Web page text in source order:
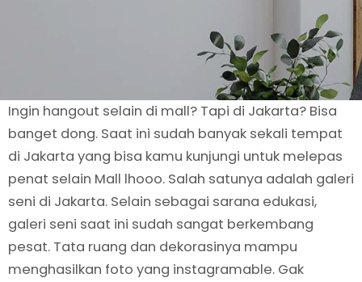
Ingin hangout selain di mall? Tapi di Jakarta? Bisa
banget dong. Saat ini sudah banyak sekali tempat
di Jakarta yang bisa kamu kunjungi untuk melepas
penat selain Mall lhooo. Salah satunya adalah galeri
seni di Jakarta. Selain sebagai sarana edukasi,
galeri seni saat ini sudah sangat berkembang
pesat. Tata ruang dan dekorasinya mampu
menghasilkan foto yang instagramable. Gak